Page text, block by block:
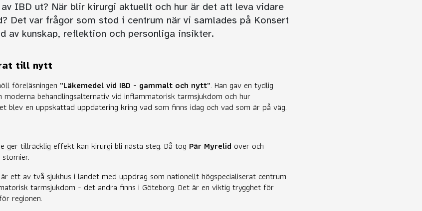
av IBD ut? När blir kirurgi aktuellt och hur är det att leva vidare
Det var frågor som stod i centrum när vi samlades på Konsert
av kunskap, reflektion och personliga insikter.
till nytt
föreläsningen ”Läkemedel vid IBD - gammalt och nytt”. Han gav en tydlig
moderna behandlingsalternativ vid inflammatorisk tarmsjukdom och hur
blev en uppskattad uppdatering kring vad som finns idag och vad som är på väg.
ger tillräcklig effekt kan kirurgi bli nästa steg. Då tog Pär Myrelid över och
ett av två sjukhus i landet med uppdrag som nationellt högspecialiserat centrum
tarmsjukdom - det andra finns i Göteborg. Det är en viktig trygghet för
regionen.